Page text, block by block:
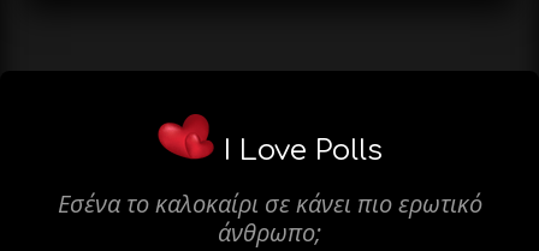
I Love Polls
Εσένα το καλοκαίρι σε κάνει πιο ερωτικό
άνθρωπο;